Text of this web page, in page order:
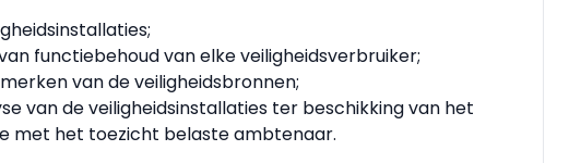
functie­behoud van elke veiligheidsverbruiker;
van de veiligheidsbronnen;
van de veiligheidsinstallaties ter beschikking van het
met het toezicht belaste ambtenaar.